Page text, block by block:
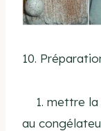
10.
1. mettre la
au